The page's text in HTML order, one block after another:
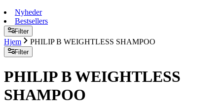
Nyheder
Bestsellers
Filter
Hjem PHILIP B WEIGHTLESS SHAMPOO
Filter
PHILIP B WEIGHTLESS
SHAMPOO